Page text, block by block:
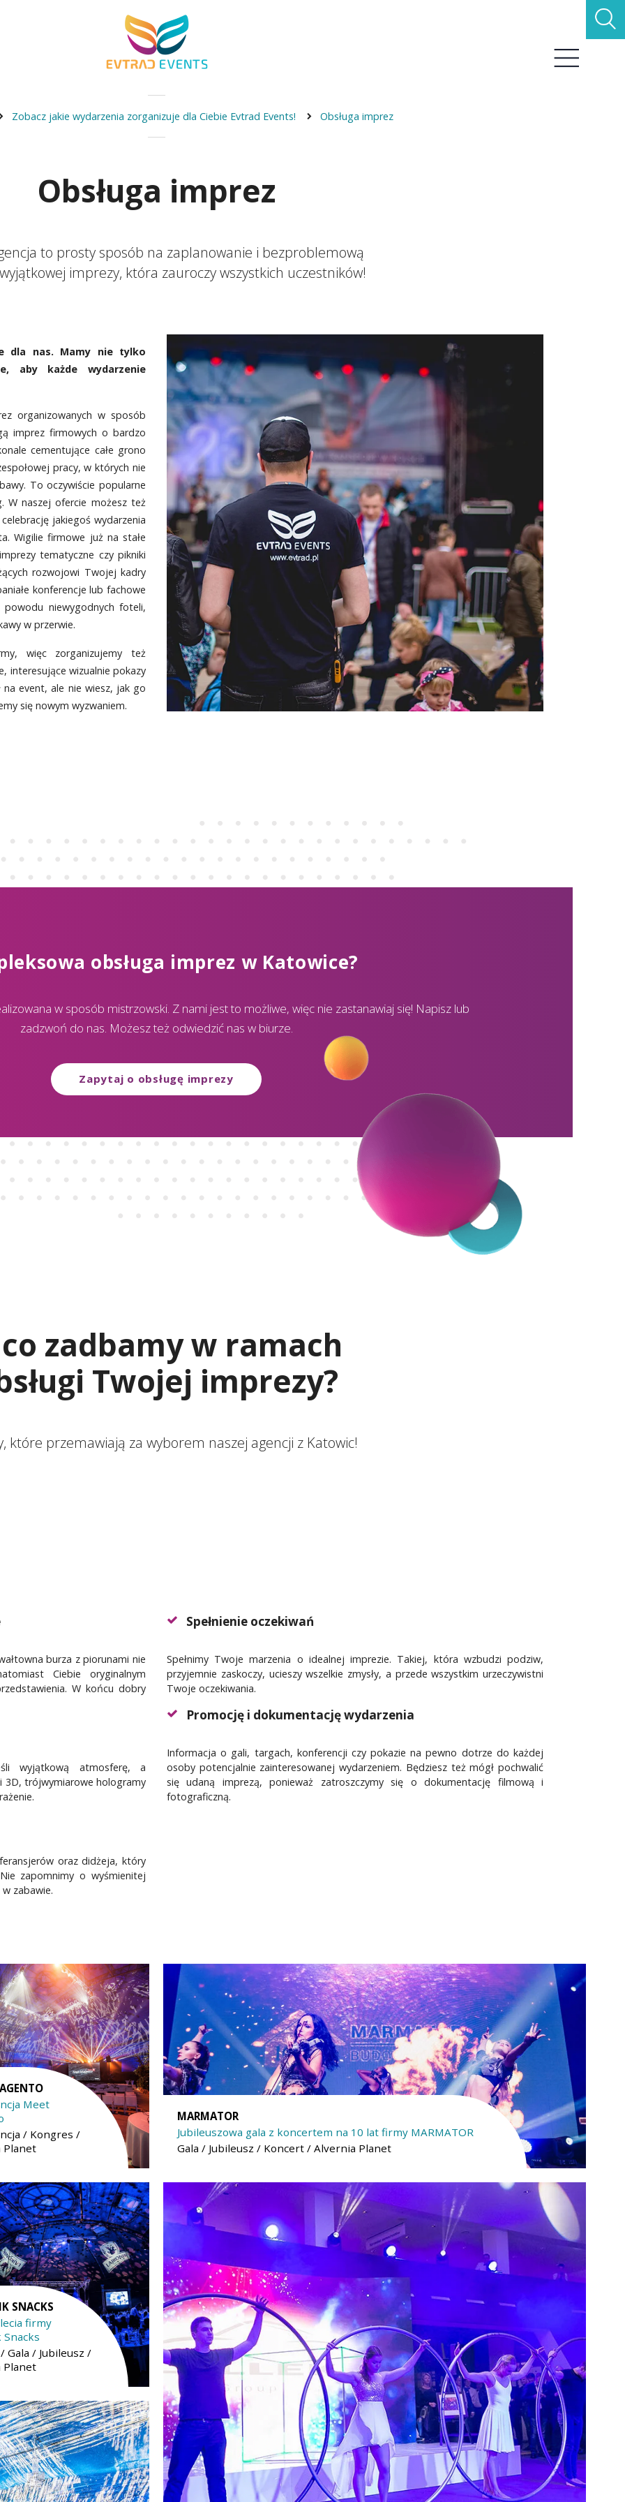
Zobacz jakie wydarzenia zorganizuje dla Ciebie Evtrad Events! Obsługa imprez
Obsługa imprez
to prosty sposób na zaplanowanie i bezproblemową
imprezy, która zauroczy wszystkich uczestników!
dla nas. Mamy nie tylko
aby każde wydarzenie
organizowanych w sposób
imprez firmowych o bardzo
cementujące całe grono
pracy, w których nie
To oczywiście popularne
W naszej ofercie możesz też
jakiegoś wydarzenia
Wigilie firmowe już na stałe
tematyczne czy pikniki
rozwojowi Twojej kadry
konferencje lub fachowe
niewygodnych foteli,
w przerwie.
więc zorganizujemy też
interesujące wizualnie pokazy
na event, ale nie wiesz, jak go
się nowym wyzwaniem.
obsługa imprez w Katowice?
w sposób mistrzowski. Z nami jest to możliwe, więc nie zastanawiaj się! Napisz lub
zadzwoń do nas. Możesz też odwiedzić nas w biurze.
Zapytaj o obsługę imprezy
zadbamy w ramach
Twojej imprezy?
które przemawiają za wyborem naszej agencji z Katowic!
burza z piorunami nie
Ciebie oryginalnym
W końcu dobry
wyjątkową atmosferę, a
3D, trójwymiarowe hologramy
oraz didżeja, który
zapomnimy o wyśmienitej
zabawie.
Spełnienie oczekiwań
Spełnimy Twoje marzenia o idealnej imprezie. Takiej, która wzbudzi podziw,
przyjemnie zaskoczy, ucieszy wszelkie zmysły, a przede wszystkim urzeczywistni
Twoje oczekiwania.
Promocję i dokumentację wydarzenia
Informacja o gali, targach, konferencji czy pokazie na pewno dotrze do każdej
osoby potencjalnie zainteresowanej wydarzeniem. Będziesz też mógł pochwalić
się udaną imprezą, ponieważ zatroszczymy się o dokumentację filmową i
fotograficzną.
Meet
/ Kongres /
Planet
MARMATOR
Jubileuszowa gala z koncertem na 10 lat firmy MARMATOR
Gala / Jubileusz / Koncert / Alvernia Planet
SNACKS
firmy
Gala / Jubileusz /
Planet